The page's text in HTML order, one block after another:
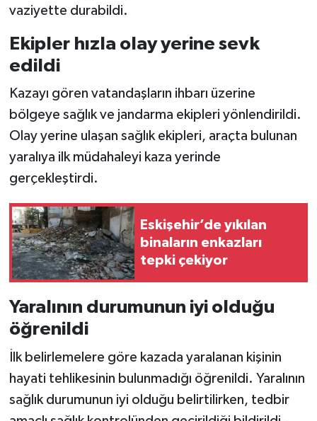
vaziyette durabildi.
Ekipler hızla olay yerine sevk
edildi
Kazayı gören vatandaşların ihbarı üzerine
bölgeye sağlık ve jandarma ekipleri yönlendirildi.
Olay yerine ulaşan sağlık ekipleri, araçta bulunan
yaralıya ilk müdahaleyi kaza yerinde
gerçekleştirdi.
Eskişehir’de yıkılan
binaların enkazları
tepki çekiyor
Yaralının durumunun iyi olduğu
öğrenildi
İlk belirlemelere göre kazada yaralanan kişinin
hayati tehlikesinin bulunmadığı öğrenildi. Yaralının
sağlık durumunun iyi olduğu belirtilirken, tedbir